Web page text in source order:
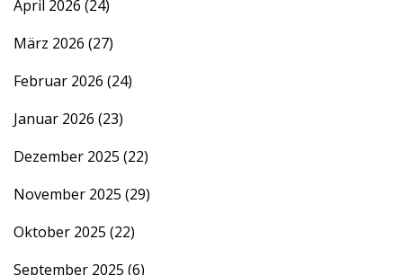
April 2026 (24)
März 2026 (27)
Februar 2026 (24)
Januar 2026 (23)
Dezember 2025 (22)
November 2025 (29)
Oktober 2025 (22)
September 2025 (6)